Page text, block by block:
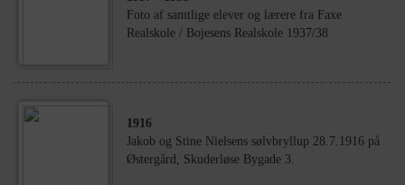
Foto af samtlige elever og lærere fra Faxe
Realskole / Bojesens Realskole 1937/38
1916
Jakob og Stine Nielsens sølvbryllup 28.7.1916 på
Østergård, Skuderløse Bygade 3.